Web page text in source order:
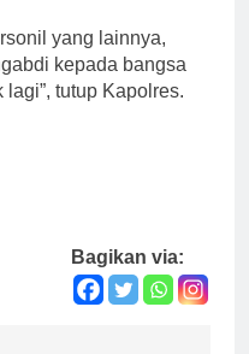
yang lainnya,
kepada bangsa
tutup Kapolres.
Bagikan via: